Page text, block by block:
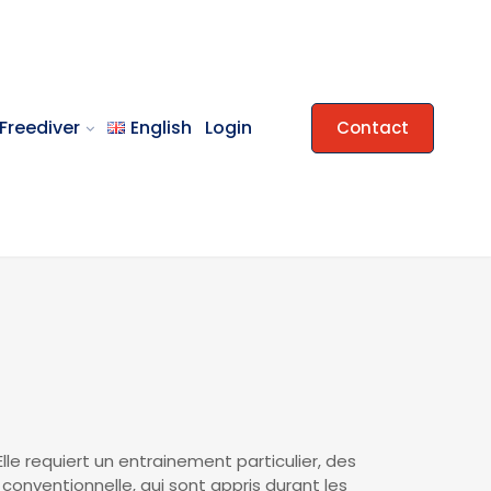
Freediver English Login Contact
requiert un entrainement particulier, des
qui sont appris durant les